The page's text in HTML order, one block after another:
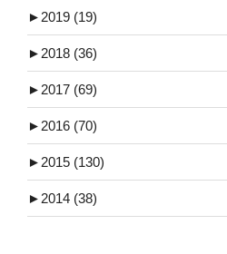
► 2019 (19)
► 2018 (36)
► 2017 (69)
► 2016 (70)
► 2015 (130)
► 2014 (38)